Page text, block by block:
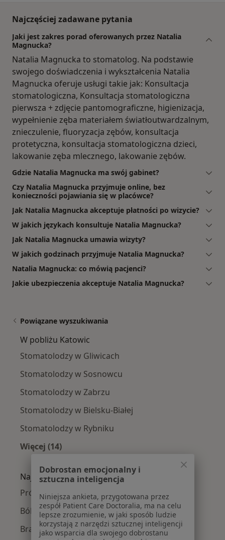
Najczęściej zadawane pytania
Jaki jest zakres porad oferowanych przez Natalia
Magnucka?
Natalia Magnucka to stomatolog. Na podstawie
swojego doświadczenia i wykształcenia Natalia
Magnucka oferuje usługi takie jak: Konsultacja
stomatologiczna, Konsultacja stomatologiczna
pierwsza + zdjęcie pantomograficzne, higienizacja,
wypełnienie zęba materiałem światłoutwardzalnym,
znieczulenie, fluoryzacja zębów, konsultacja
protetyczna, konsultacja stomatologiczna dzieci,
lakowanie zęba mlecznego, lakowanie zębów.
Gdzie Natalia Magnucka ma swój gabinet?
Czy Natalia Magnucka przyjmuje online, bez
konieczności pojawiania się w placówce?
Jak Natalia Magnucka akceptuje płatności po wizycie?
W jakich językach konsultuje Natalia Magnucka?
Jak Natalia Magnucka umawia wizyty?
W jakich godzinach przyjmuje Natalia Magnucka?
Natalia Magnucka: co mówią pacjenci?
Jakie ubezpieczenia akceptuje Natalia Magnucka?
Powiązane wyszukiwania
W pobliżu Katowic
Stomatolodzy w Gliwicach
Stomatolodzy w Sosnowcu
Stomatolodzy w Zabrzu
Stomatolodzy w Bielsku-Białej
Stomatolodzy w Rybniku
Więcej (14)
Najczęście leczone choroby
Próchnica w Katowicach
Ból zęba w Katowicach
Braki zębowe w Katowicach
Dobrostan emocjonalny i
sztuczna inteligencja
Niniejsza ankieta, przygotowana przez
zespół Patient Care Doctoralia, ma na celu
lepsze zrozumienie, w jaki sposób ludzie
korzystają z narzędzi sztucznej inteligencji
jako wsparcia dla swojego dobrostanu